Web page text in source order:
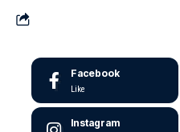
Facebook
Like
Instagram